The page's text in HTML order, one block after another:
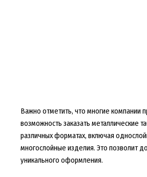
Важно отметить, что многие компании
возможность заказать металлические
различных форматах, включая
многослойные изделия. Это позволит
уникального оформления.